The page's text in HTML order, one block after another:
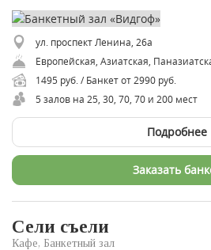
ул. проспект Ленина, 26а
Европейская, Азиатская,
1495 руб. / Банкет от 2990 руб.
5 залов на 25, 30, 70, 70 и 200 мест
Подробнее
Заказать
Сели съели
Кафе, Банкетный зал